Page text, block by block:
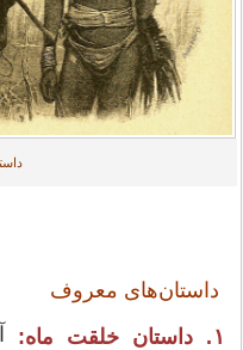
داستان‌های معروف
۱. داستان خلقت ماه: